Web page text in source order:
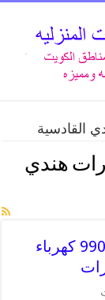
القادسية
هندي
بنشر متنقل | كراج القادسية 99007355 كهرباء